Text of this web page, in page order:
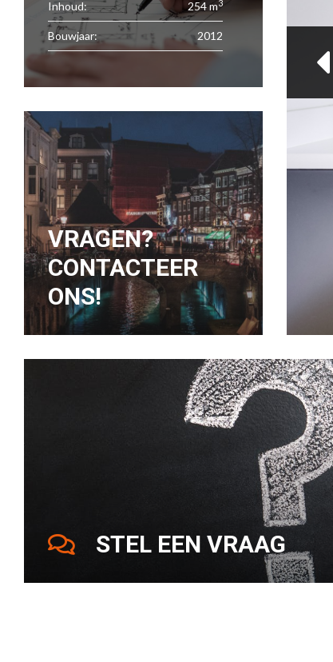
Inhoud: 254 m3
Bouwjaar: 2012
VRAGEN?
CONTACTEER
ONS!
STEL EEN VRAAG